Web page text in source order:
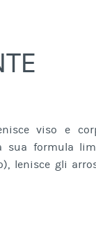
viso e
sua formula
lenisce gli